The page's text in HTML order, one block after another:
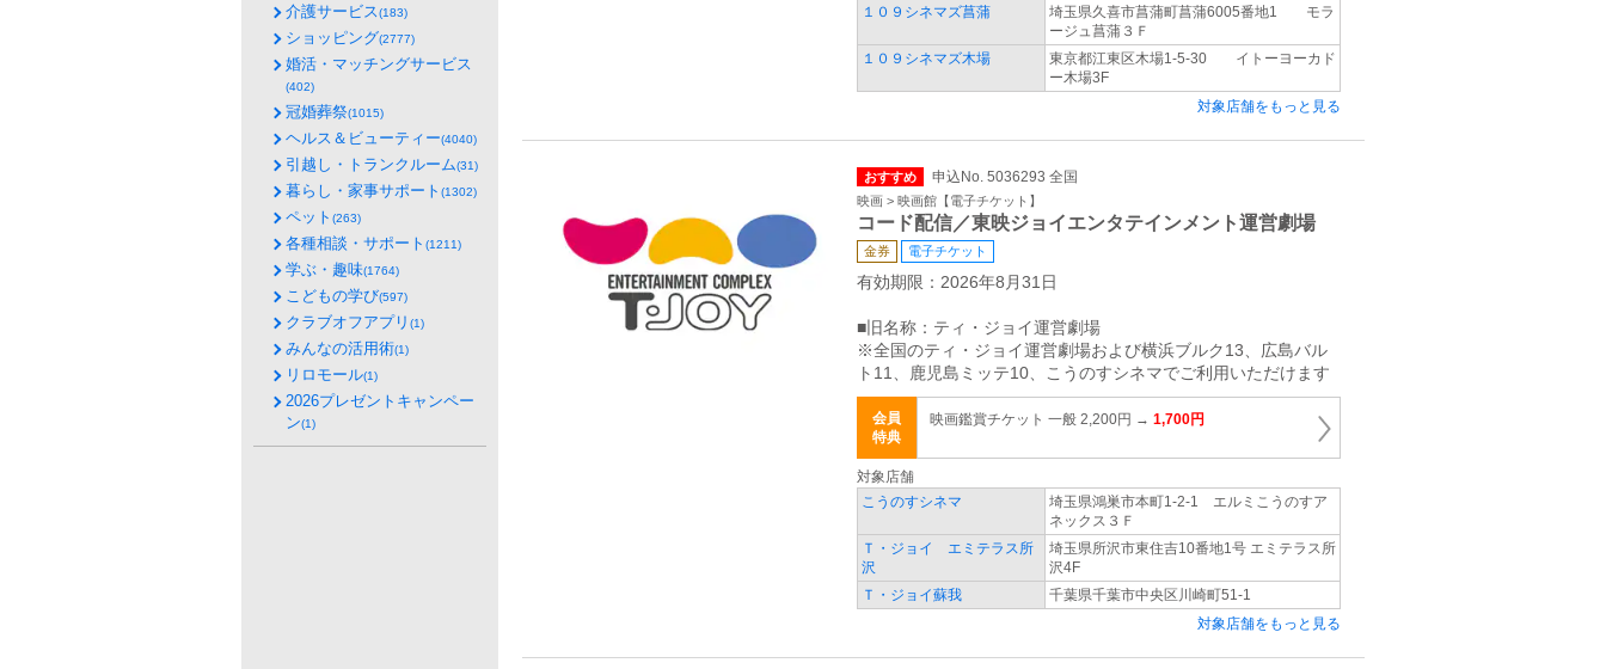
１０９シネマズ菖蒲
埼玉県久喜市菖蒲町菖蒲6005番地1 モラ
ージュ菖蒲３Ｆ
１０９シネマズ木場
東京都江東区木場1‐5‐30 イトーヨーカド
ー木場3F
対象店舗をもっと見る
おすすめ 申込No. 5036293 全国
映画 > 映画館【電子チケット】
コード配信／東映ジョイエンタテインメント運営劇場
金券 電子チケット
有効期限：2026年8月31日
■旧名称：ティ・ジョイ運営劇場
※全国のティ・ジョイ運営劇場および横浜ブルク13、広島バル
ト11、鹿児島ミッテ10、こうのすシネマでご利用いただけます
会員
特典
映画鑑賞チケット 一般 2,200円 → 1,700円
対象店舗
こうのすシネマ
埼玉県鴻巣市本町1‐2‐1 エルミこうのすア
ネックス３Ｆ
Ｔ・ジョイ エミテラス所
沢
埼玉県所沢市東住吉10番地1号 エミテラス所
沢4F
Ｔ・ジョイ蘇我
千葉県千葉市中央区川崎町51‐1
対象店舗をもっと見る
介護サービス(183)
ショッピング(2777)
婚活・マッチングサービス
(402)
冠婚葬祭(1015)
ヘルス＆ビューティー(4040)
引越し・トランクルーム(31)
暮らし・家事サポート (1302)
ペット (263)
各種相談・サポート (1211)
学ぶ・趣味(1764)
こどもの学び(597)
クラブオフアプリ (1)
みんなの活用術(1)
リロモール(1)
2026プレゼントキャンペー
ン(1)